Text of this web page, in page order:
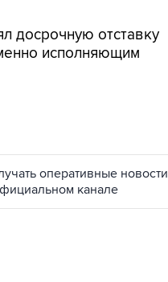
досрочную отставку
исполняющим
оперативные новости
канале